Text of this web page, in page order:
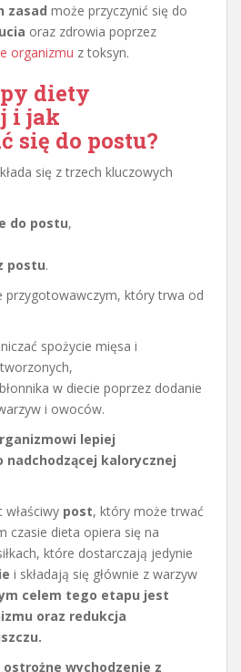
zasad może przyczynić się do
oraz zdrowia poprzez
organizmu z toksyn.
diety
i jak
się do postu?
się z trzech kluczowych
do postu,
postu.
przygotowawczym, który trwa od
spożycie mięsa i
w diecie poprzez dodanie
i owoców.
lepiej
nadchodzącej kalorycznej
post, który może trwać
czasie dieta opiera się na
które dostarczają jedynie
i składają się głównie z warzyw
celem tego etapu jest
oraz redukcja
ostrożne wychodzenie z